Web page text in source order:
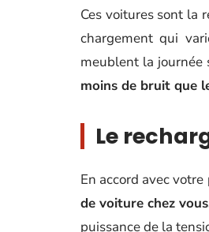
Ces voitures sont la
chargement qui
meublent la journée
moins de bruit que
Le
En accord avec
de voiture chez
puissance de la